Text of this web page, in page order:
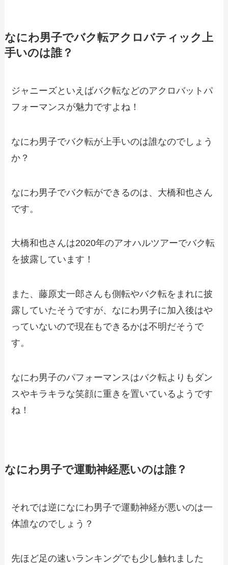
なにわ男子でバク転アクロバティック上
手いのは誰？
ジャニーズといえばバク転などのアクロバットパ
フォーマンスが魅力ですよね！
なにわ男子でバク転が上手いのは誰なのでしょう
か？
なにわ男子でバク転ができるのは、大橋和也さん
です。
大橋和也さんは2020年のアオハルツアーでバク転
を披露しています！
また、藤原丈一郎さんも側転やバク転をまれに披
露していたそうですが、なにわ男子に加入後はや
っていないので現在もできるかは不明だそうで
す。
なにわ男子のパフォーマンスはバク転よりもダン
スやキラキラな笑顔に重きを置いているようです
ね！
なにわ男子で運動神経悪いのは誰？
それでは逆になにわ男子で運動神経が悪いのは一
体誰なのでしょう？
先ほど足の速いランキングでも少し触れました